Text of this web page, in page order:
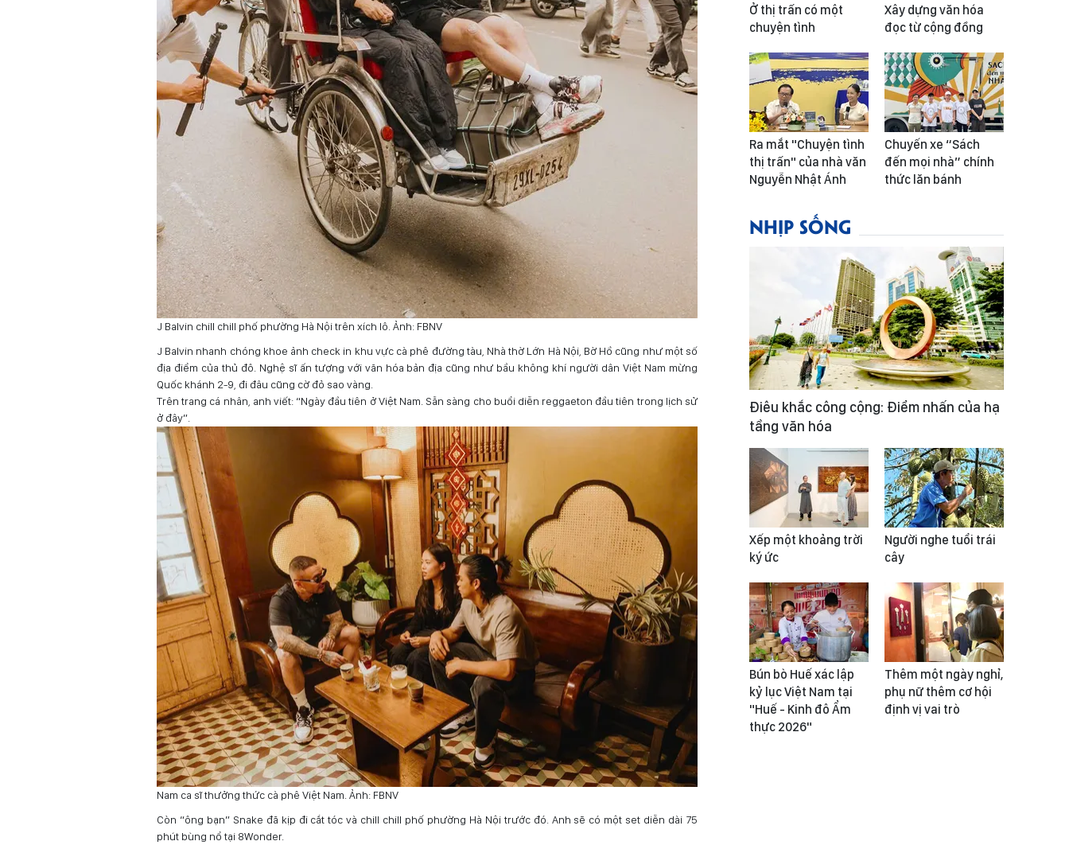
J Balvin chill chill phố phường Hà Nội trên xích lô. Ảnh: FBNV
J Balvin nhanh chóng khoe ảnh check in khu vực cà phê đường tàu, Nhà thờ Lớn Hà Nội, Bờ Hồ cũng như một số
địa điểm của thủ đô. Nghệ sĩ ấn tượng với văn hóa bản địa cũng như bầu không khí người dân Việt Nam mừng
Quốc khánh 2-9, đi đâu cũng cờ đỏ sao vàng.
Trên trang cá nhân, anh viết: “Ngày đầu tiên ở Việt Nam. Sẵn sàng cho buổi diễn reggaeton đầu tiên trong lịch sử
ở đây”.
Nam ca sĩ thưởng thức cà phê Việt Nam. Ảnh: FBNV
Còn “ông bạn” Snake đã kịp đi cắt tóc và chill chill phố phường Hà Nội trước đó. Anh sẽ có một set diễn dài 75
phút bùng nổ tại 8Wonder.
Ở thị trấn có một
chuyện tình
Xây dựng văn hóa
đọc từ cộng đồng
Ra mắt "Chuyện tình
thị trấn" của nhà văn
Nguyễn Nhật Ánh
Chuyến xe “Sách
đến mọi nhà” chính
thức lăn bánh
NHỊP SỐNG
Điêu khắc công cộng: Điểm nhấn của hạ
tầng văn hóa
Xếp một khoảng trời
ký ức
Người nghe tuổi trái
cây
Bún bò Huế xác lập
kỷ lục Việt Nam tại
"Huế - Kinh đô Ẩm
thực 2026"
Thêm một ngày nghỉ,
phụ nữ thêm cơ hội
định vị vai trò